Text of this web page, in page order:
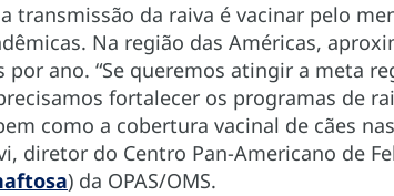
transmissão da raiva é vacinar pelo
Na região das Américas,
por ano. “Se queremos atingir a meta
fortalecer os programas de
como a cobertura vacinal de cães
diretor do Centro Pan-Americano de
) da OPAS/OMS.